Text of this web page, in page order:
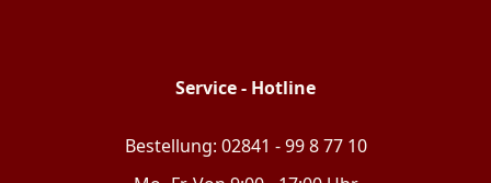
Service - Hotline
Bestellung: 02841 - 99 8 77 10